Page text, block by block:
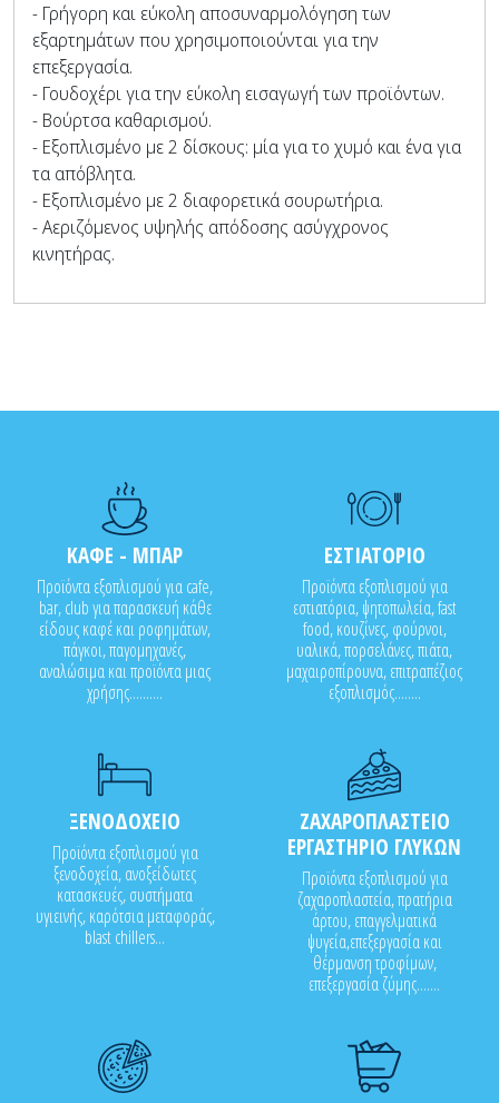
- Γρήγορη και εύκολη αποσυναρμολόγηση των
εξαρτημάτων που χρησιμοποιούνται για την
επεξεργασία.
- Γουδοχέρι για την εύκολη εισαγωγή των προϊόντων.
- Βούρτσα καθαρισμού.
- Εξοπλισμένο με 2 δίσκους: μία για το χυμό και ένα για
τα απόβλητα.
- Εξοπλισμένο με 2 διαφορετικά σουρωτήρια.
- Αεριζόμενος υψηλής απόδοσης ασύγχρονος
κινητήρας.
ΚΑΦΕ - ΜΠΑΡ
Προϊόντα εξοπλισμού για cafe,
bar, club για παρασκευή κάθε
είδους καφέ και ροφημάτων,
πάγκοι, παγομηχανές,
αναλώσιμα και προϊόντα μιας
χρήσης..........
ΕΣΤΙΑΤΟΡΙΟ
Προϊόντα εξοπλισμού για
εστιατόρια, ψητοπωλεία, fast
food, κουζίνες, φούρνοι,
υαλικά, πορσελάνες, πιάτα,
μαχαιροπίρουνα, επιτραπέζιος
εξοπλισμός........
ΞΕΝΟΔΟΧΕΙΟ
Προϊόντα εξοπλισμού για
ξενοδοχεία, ανοξείδωτες
κατασκευές, συστήματα
υγιεινής, καρότσια μεταφοράς,
blast chillers...
ΖΑΧΑΡΟΠΛΑΣΤΕΙΟ
ΕΡΓΑΣΤΗΡΙΟ ΓΛΥΚΩΝ
Προϊόντα εξοπλισμού για
ζαχαροπλαστεία, πρατήρια
άρτου, επαγγελματικά
ψυγεία,επεξεργασία και
θέρμανση τροφίμων,
επεξεργασία ζύμης.......